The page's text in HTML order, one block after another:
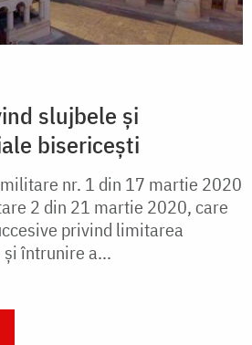
slujbele și
bisericeşti
nr. 1 din 17 martie 2020
2 din 21 martie 2020, care
privind limitarea
întrunire a...